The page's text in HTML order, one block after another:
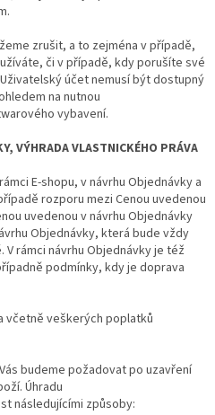
zrušit, a to zejména v případě,
či v případě, kdy porušíte své
účet nemusí být dostupný
na nutnou
vybavení.
VÝHRADA VLASTNICKÉHO PRÁVA
E-shopu, v návrhu Objednávky a
rozporu mezi Cenou uvedenou
uvedenou v návrhu Objednávky
Objednávky, která bude vždy
rámci návrhu Objednávky je též
podmínky, kdy je doprava
včetně veškerých poplatků
budeme požadovat po uzavření
Úhradu
následujícími způsoby: